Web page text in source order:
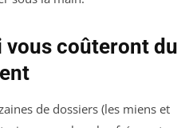
vous coûteront du
de dossiers (les miens et